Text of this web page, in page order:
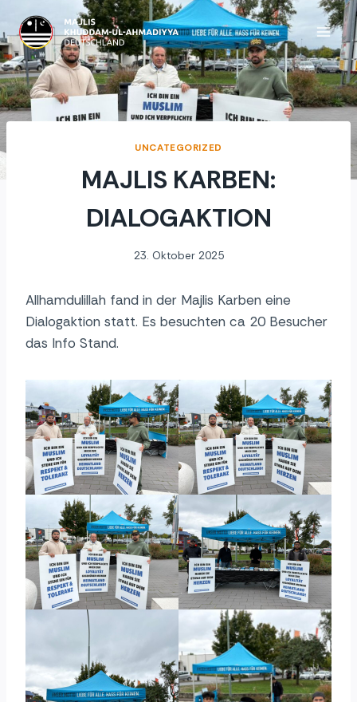
Inhalt
springen
UNCATEGORIZED
MAJLIS KARBEN:
DIALOGAKTION
23. Oktober 2025
Allhamdulillah fand in der Majlis Karben eine
Dialogaktion statt. Es besuchten ca 20 Besucher
das Info Stand.